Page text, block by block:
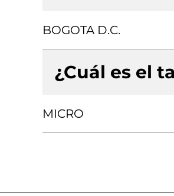
BOGOTA D.C.
¿Cuál es el
MICRO